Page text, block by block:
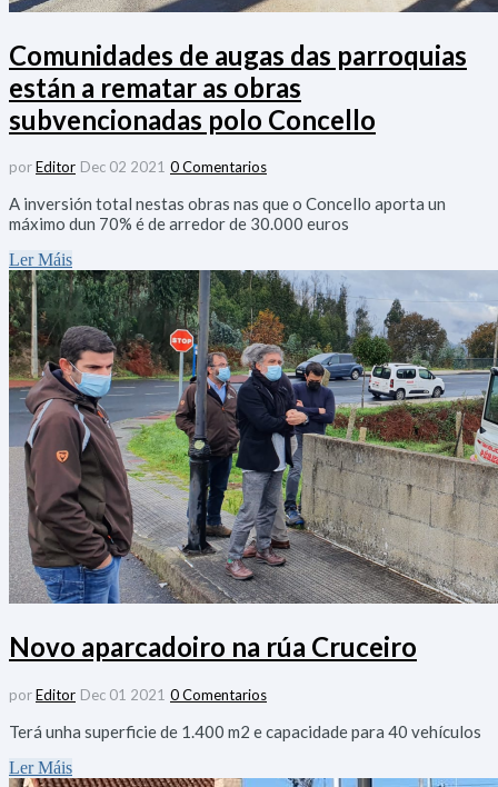
Comunidades de augas das parroquias
están a rematar as obras
subvencionadas polo Concello
porEditor Dec 02 2021 0 Comentarios
A inversión total nestas obras nas que o Concello aporta un
máximo dun 70% é de arredor de 30.000 euros
Ler Máis
Novo aparcadoiro na rúa Cruceiro
porEditor Dec 01 2021 0 Comentarios
Terá unha superficie de 1.400 m2 e capacidade para 40 vehículos
Ler Máis